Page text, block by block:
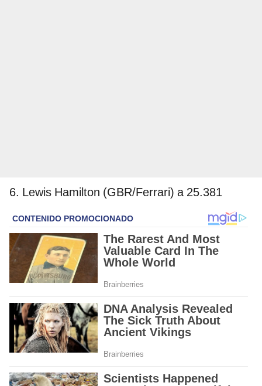
6. Lewis Hamilton (GBR/Ferrari) a 25.381